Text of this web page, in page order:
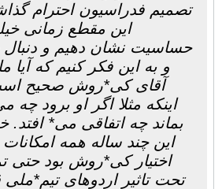
تصمیم فدراسیون احترام
این مقطع زمانی
حساسیت نشان دهیم و دنبال
و به این فکر کنیم که آیا
آقای کی*روش صحیح
اینکه مثلا اگر او برود چه
بماند چه اتفاقی می* افتد.
این چند ساله همه امکانات
اختیار کی*روش بود حتی
تحت تاثیر اردوهای